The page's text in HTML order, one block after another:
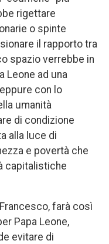
rigettare
o spinte
il rapporto tra
spazio verrebbe in
Leone ad una
con lo
umanità
di condizione
alla luce di
e povertà che
capitalistiche
farà così
Papa Leone,
evitare di